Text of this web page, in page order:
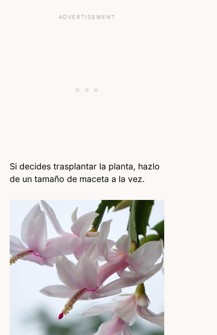
Si decides trasplantar la planta, hazlo
de un tamaño de maceta a la vez.